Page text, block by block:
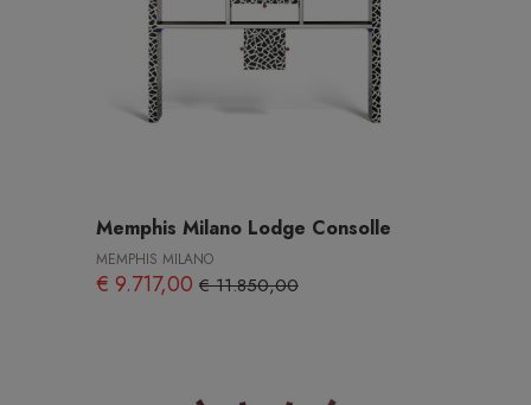
Memphis Milano Lodge Consolle
MEMPHIS MILANO
€ 9.717,00€ 11.850,00